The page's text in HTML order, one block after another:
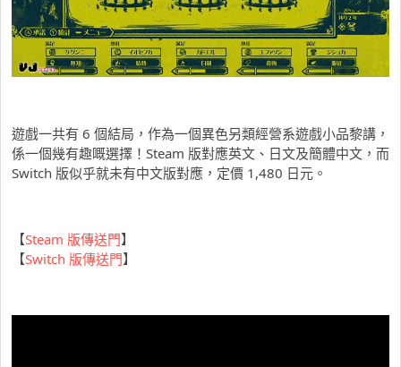
遊戲一共有 6 個結局，作為一個異色另類經營系遊戲小品黎講，
係一個幾有趣嘅選擇！Steam 版對應英文、日文及簡體中文，而
Switch 版似乎就未有中文版對應，定價 1,480 日元。
【Steam 版傳送門】
【Switch 版傳送門】